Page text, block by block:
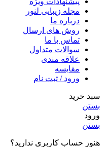
مجله زیبایی لنور
درباره ما
روش های ارسال
تماس با ما
سوالات متداول
علاقه مندی
مقایسه
ورود / ثبت نام
سبد خرید
بستن
ورود
بستن
هنوز حساب کاربری ندارید؟